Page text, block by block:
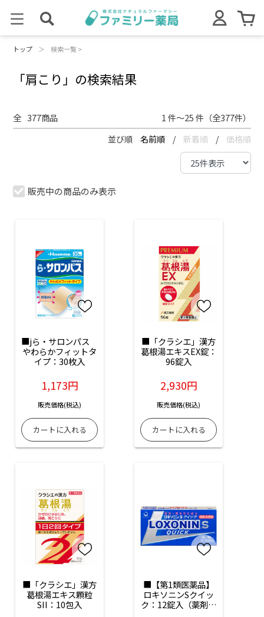
トップ ＞ 検索一覧 >
「肩こり」の検索結果
全 377商品 1 件～25 件（全377件）
並び順 名前順 / 新着順 / 価格順
販売中の商品のみ表示
■jら・サロンパス
やわらかフィットタ
イプ：30枚入
1,173円
販売価格(税込)
■「クラシエ」漢方
葛根湯エキスEX錠：
96錠入
2,930円
販売価格(税込)
■「クラシエ」漢方
葛根湯エキス顆粒
SII：10包入
■【第1類医薬品】
ロキソニンSクイッ
ク：12錠入（薬剤師